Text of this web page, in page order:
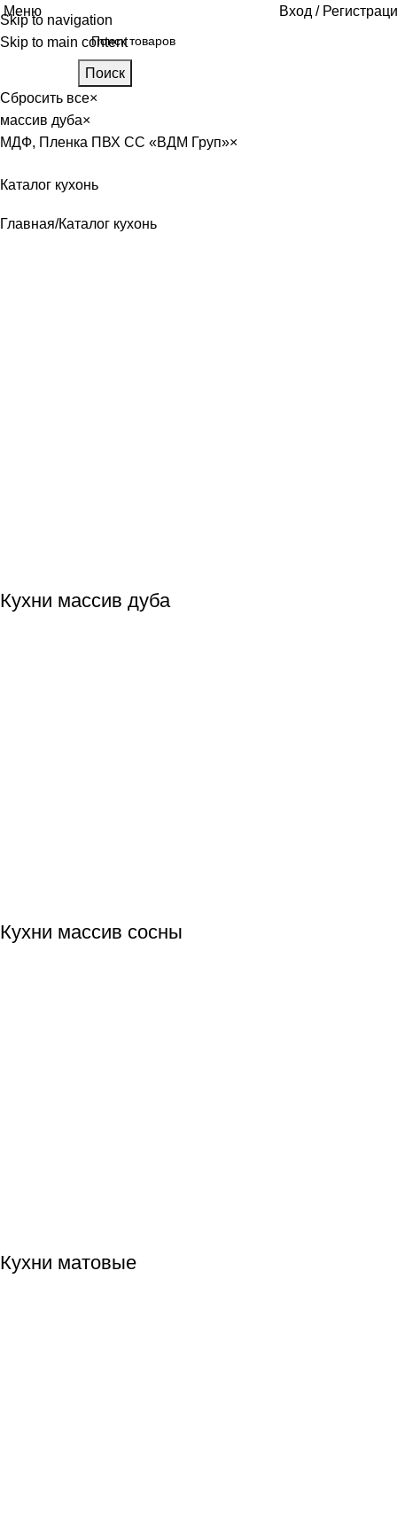
Skip to navigation
Skip to main content
Меню Вход /
Поиск
Сбросить все×
массив дуба×
МДФ, Пленка ПВХ CC «ВДМ Груп»×
Каталог кухонь
Главная Каталог кухонь
Кухни массив дуба
Кухни массив сосны
Кухни матовые